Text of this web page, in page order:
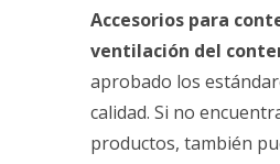
Accesorios para
ventilación del
aprobado los
calidad. Si no
productos, también